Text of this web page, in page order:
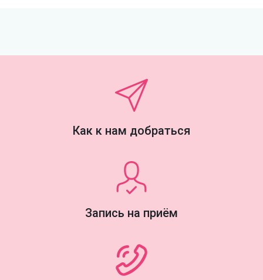
Как к нам добраться
Запись на приём